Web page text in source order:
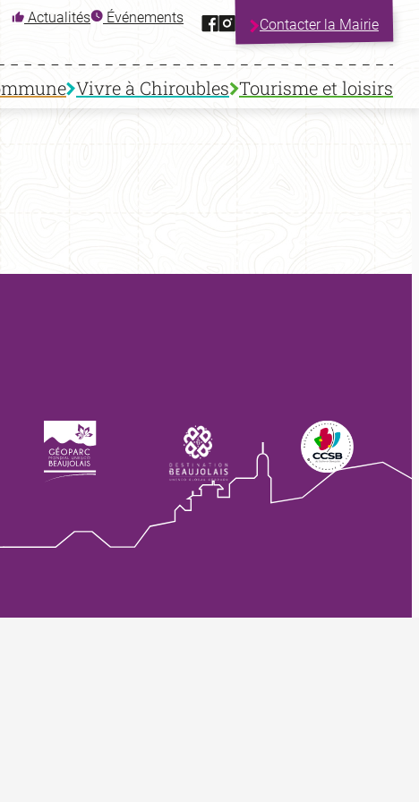
Actualités Événements Facebook
Instagram
Contacter la Mairie
Vivre à Chiroubles Tourisme et loisirs